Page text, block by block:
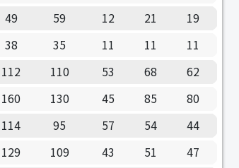
49 59 12 21
19
38 35 11 11
11
112 110 53 68
62
160 130 45 85
80
114 95 57 54
44
129 109 43 51
47